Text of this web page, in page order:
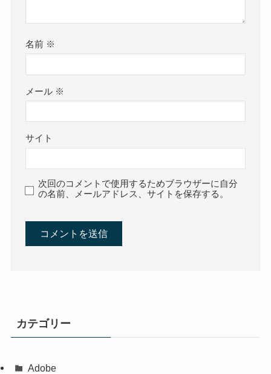
名前 ※
メール ※
サイト
次回のコメントで使用するためブラウザーに自分
の名前、メールアドレス、サイトを保存する。
カテゴリー
Adobe